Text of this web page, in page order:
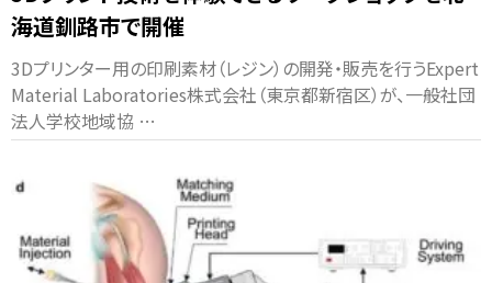
海道釧路市で開催
3Dプリンター用の印刷素材（レジン）の開発・販売を行うExpert
Material Laboratories株式会社（東京都新宿区）が、一般社団
法人学校地域協 …